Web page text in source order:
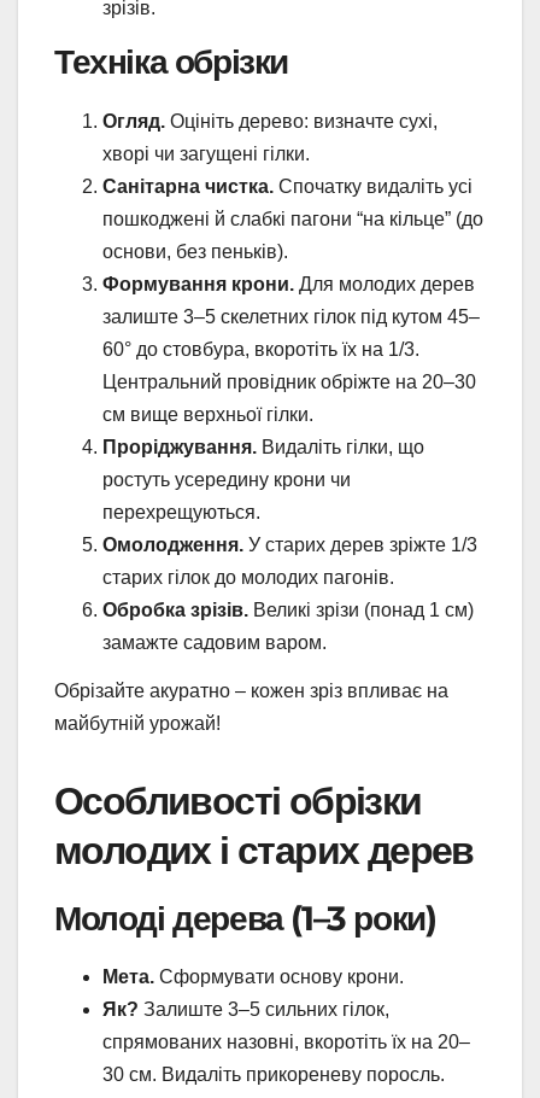
зрізів.
Техніка обрізки
Огляд. Оцініть дерево: визначте сухі,
хворі чи загущені гілки.
Санітарна чистка. Спочатку видаліть усі
пошкоджені й слабкі пагони “на кільце” (до
основи, без пеньків).
Формування крони. Для молодих дерев
залиште 3–5 скелетних гілок під кутом 45–
60° до стовбура, вкоротіть їх на 1/3.
Центральний провідник обріжте на 20–30
см вище верхньої гілки.
Проріджування. Видаліть гілки, що
ростуть усередину крони чи
перехрещуються.
Омолодження. У старих дерев зріжте 1/3
старих гілок до молодих пагонів.
Обробка зрізів. Великі зрізи (понад 1 см)
замажте садовим варом.
Обрізайте акуратно – кожен зріз впливає на
майбутній урожай!
Особливості обрізки
молодих і старих дерев
Молоді дерева (1–3 роки)
Мета. Сформувати основу крони.
Як? Залиште 3–5 сильних гілок,
спрямованих назовні, вкоротіть їх на 20–
30 см. Видаліть прикореневу поросль.